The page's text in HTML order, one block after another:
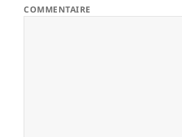
COMMENTAIRE